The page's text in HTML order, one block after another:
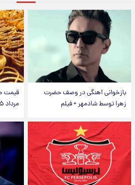
بازخوانی آهنگی در وصف حضرت
زهرا توسط شادمهر + فیلم
مرداد ۱۴۰۵ +جدول